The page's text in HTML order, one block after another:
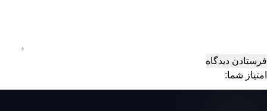
امتیاز شما: